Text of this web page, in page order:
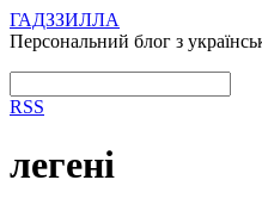
ГАДЗЗИЛЛА
Персональний блог з
RSS
легені